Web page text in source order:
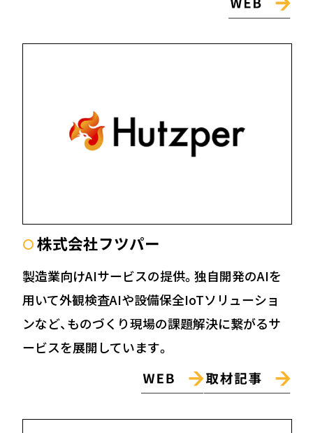
〇 株式会社フツパー
製造業向けAIサービスの提供。独自開発のAIを
用いて外観検査AIや設備保全IoTソリューショ
ンなど、ものづくり現場の課題解決に繋がるサ
ービスを展開しています。